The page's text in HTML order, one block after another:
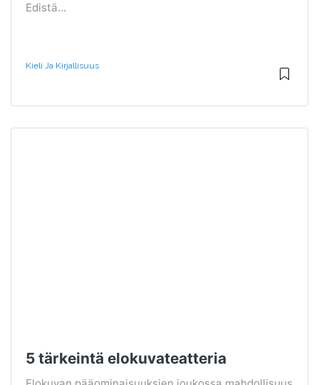
Edistä...
Kieli Ja Kirjallisuus
5 tärkeintä elokuvateatteria